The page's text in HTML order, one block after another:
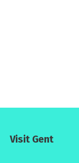
Visit Gent